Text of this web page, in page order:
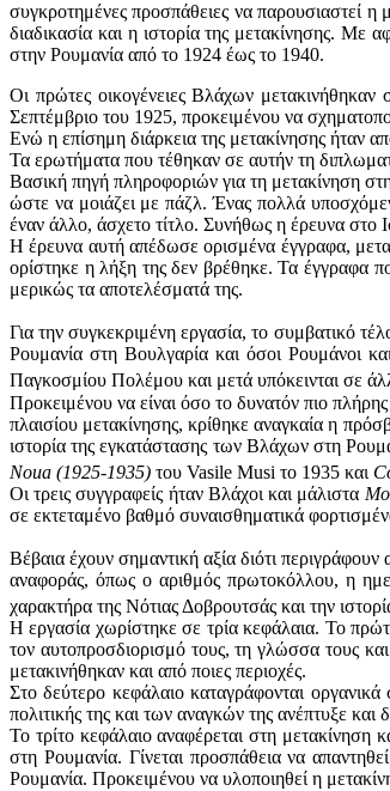
συγκροτημένες προσπάθειες να παρουσιαστεί η
διαδικασία και η ιστορία της μετακίνησης. Με
στην Ρουμανία από το 1924 έως το 1940.
Οι πρώτες οικογένειες Βλάχων
Σεπτέμβριο του 1925, προκειμένου να
Ενώ η επίσημη διάρκεια της μετακίνησης ήταν
Τα ερωτήματα που τέθηκαν σε αυτήν τη
Βασική πηγή πληροφοριών για τη μετακίνηση
ώστε να μοιάζει με πάζλ. Ένας πολλά
έναν άλλο, άσχετο τίτλο. Συνήθως η έρευνα στο
Η έρευνα αυτή απέδωσε ορισμένα έγγραφα,
ορίστηκε η λήξη της δεν βρέθηκε. Τα έγγραφα
μερικώς τα αποτελέσματά της.
Για την συγκεκριμένη εργασία, το συμβατικό
Ρουμανία στη Βουλγαρία και όσοι Ρουμάνοι
Παγκοσμίου Πολέμου και μετά υπόκεινται σε
Προκειμένου να είναι όσο το δυνατόν πιο
πλαισίου μετακίνησης, κρίθηκε αναγκαία η
ιστορία της εγκατάστασης των Βλάχων στη
Noua (1925-1935) του Vasile Musi το 1935 και
Οι τρεις συγγραφείς ήταν Βλάχοι και μάλιστα
σε εκτεταμένο βαθμό συναισθηματικά
Βέβαια έχουν σημαντική αξία διότι
αναφοράς, όπως ο αριθμός πρωτοκόλλου, η
χαρακτήρα της Νότιας Δοβρουτσάς και την
Η εργασία χωρίστηκε σε τρία κεφάλαια. Το
τον αυτοπροσδιορισμό τους, τη γλώσσα τους
μετακινήθηκαν και από ποιες περιοχές.
Στο δεύτερο κεφάλαιο καταγράφονται
πολιτικής της και των αναγκών της ανέπτυξε
Το τρίτο κεφάλαιο αναφέρεται στη μετακίνηση
στη Ρουμανία. Γίνεται προσπάθεια να
Ρουμανία. Προκειμένου να υλοποιηθεί η